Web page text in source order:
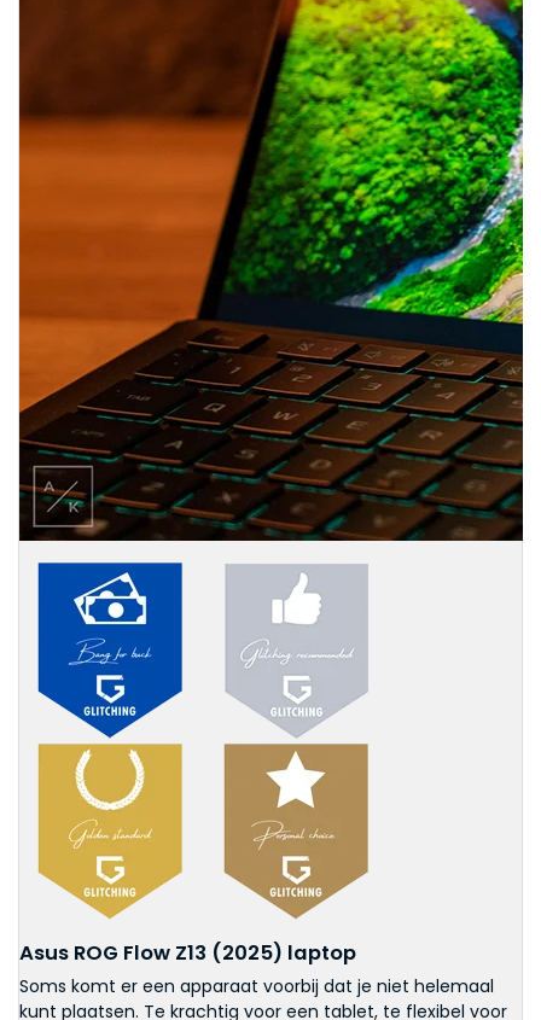
Asus ROG Flow Z13 (2025) laptop
Soms komt er een apparaat voorbij dat je niet helemaal
kunt plaatsen. Te krachtig voor een tablet, te flexibel voor